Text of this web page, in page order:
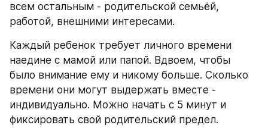
всем остальным - родительской семьёй,
работой, внешними интересами.
Каждый ребенок требует личного времени
наедине с мамой или папой. Вдвоем, чтобы
было внимание ему и никому больше. Сколько
времени они могут выдержать вместе -
индивидуально. Можно начать с 5 минут и
фиксировать свой родительский предел.